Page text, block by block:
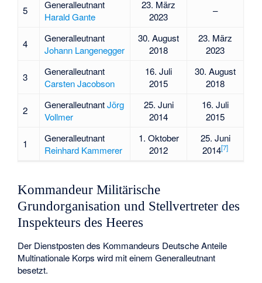
5
Generalleutnant
Harald Gante
23. März
2023
–
4
Generalleutnant
Johann Langenegger
30. August
2018
23. März
2023
3
Generalleutnant
Carsten Jacobson
16. Juli
2015
30. August
2018
2 GeneralleutnantJörg
Vollmer
25. Juni
2014
16. Juli
2015
1
Generalleutnant
Reinhard Kammerer
1. Oktober
2012
25. Juni
2014[7]
Kommandeur Militärische
Grundorganisation und Stellvertreter des
Inspekteurs des Heeres
Der Dienstposten des Kommandeurs Deutsche Anteile
Multinationale Korps wird mit einem Generalleutnant
besetzt.